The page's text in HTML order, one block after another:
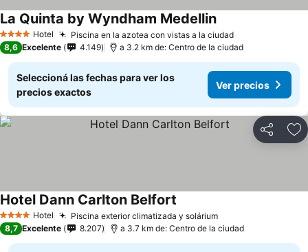
4 EstrellasHotel Piscina en la azotea con vistas a la ciudad
La Quinta by Wyndham Medellin
8,6 Excelente 4.149 a 3.2 km de: Centro de la ciudad
Seleccioná las fechas para ver los
precios exactos
Ver precios
Compartir
4 EstrellasHotel Piscina exterior climatizada y solárium
Hotel Dann Carlton Belfort
8,7 Excelente 8.207 a 3.7 km de: Centro de la ciudad